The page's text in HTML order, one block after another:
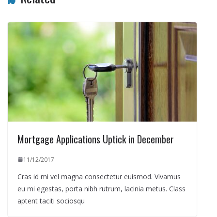
Mortgage Applications Uptick in December
11/12/2017
Cras id mi vel magna consectetur euismod. Vivamus
eu mi egestas, porta nibh rutrum, lacinia metus. Class
aptent taciti sociosqu